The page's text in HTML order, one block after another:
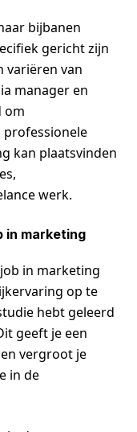
bijbanen
gericht zijn
variëren van
manager en
om
kan plaatsvinden
werk.
in marketing
in marketing
op te
hebt geleerd
geeft je een
vergroot je
in de